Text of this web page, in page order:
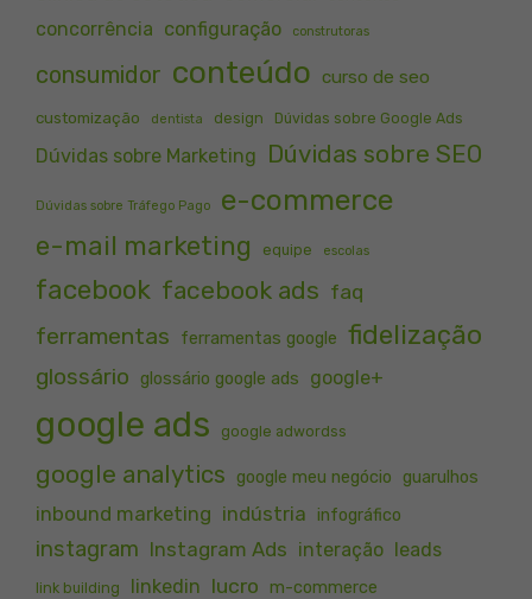
concorrência configuração construtoras
consumidor conteúdo curso de seo
customização dentista design Dúvidas sobre Google Ads
Dúvidas sobre Marketing Dúvidas sobre SEO
Dúvidas sobre Tráfego Pago e-commerce
e-mail marketing equipe escolas
facebook facebook ads faq
ferramentas ferramentas google fidelização
glossário glossário google ads google+
google ads google adwordss
google analytics google meu negócio guarulhos
inbound marketing indústria infográfico
instagram Instagram Ads interação leads
link building linkedin lucro m-commerce